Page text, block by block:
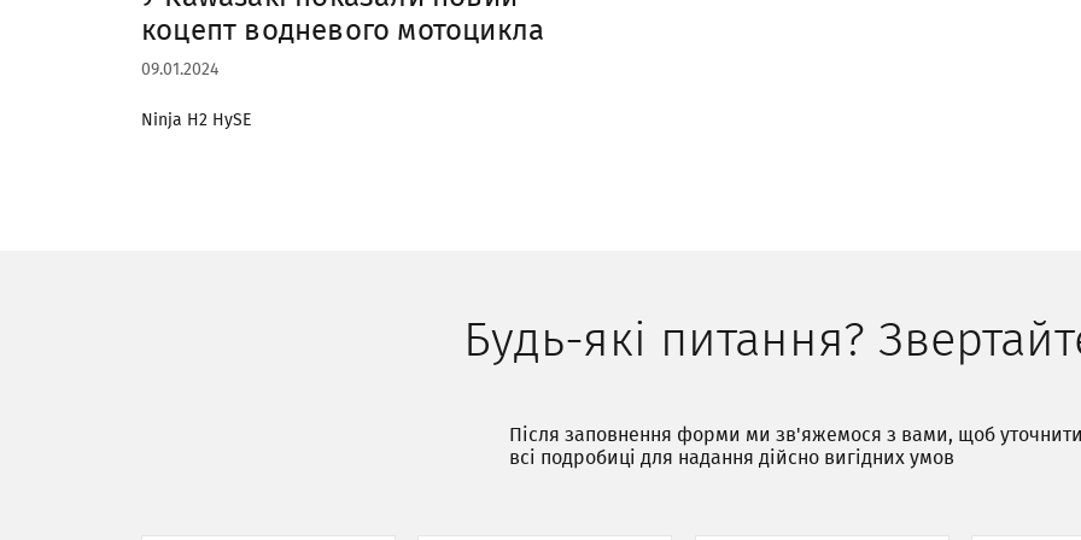
коцепт водневого мотоцикла
09.01.2024
Ninja H2 HySE
Будь-які питання?
Після заповнення форми ми зв'яжемося з вами, щоб уточнити
всі подробиці для надання дійсно вигідних умов